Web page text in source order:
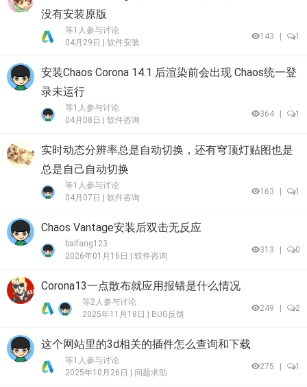
没有安装原版
等1人参与讨论
04月29日 | 软件安装
143 1
安装Chaos Corona 14.1 后渲染前会出现 Chaos统一登
录未运行
等1人参与讨论
04月08日 | 软件咨询
364 1
实时动态分辨率总是自动切换，还有穹顶灯贴图也是
总是自己自动切换
等1人参与讨论
04月07日 | 软件咨询
163 1
Chaos Vantage安装后双击无反应
baifang123
2026年01月16日 | 软件咨询
313 0
Corona13一点散布就应用报错是什么情况
等2人参与讨论
2025年11月18日 |
BUG反馈
249 2
这个网站里的3d相关的插件怎么查询和下载
等1人参与讨论
2025年10月26日 | 问题求助
275 1